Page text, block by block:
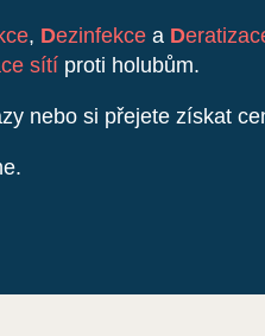
, Dezinfekce a D
sítí proti holubům.
nebo si přejete získat